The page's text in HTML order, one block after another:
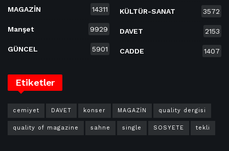
MAGAZİN 14311
Manşet 9929
GÜNCEL 5901
KÜLTÜR-SANAT 3572
DAVET 2153
CADDE 1407
Etiketler
cemiyet DAVET konser MAGAZİN quality dergisi
quality of magazine sahne single SOSYETE tekli